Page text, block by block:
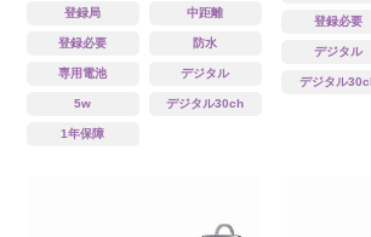
登録局 中距離
登録必要 防水
専用電池 デジタル
5w デジタル30ch
1年保障
登録必要
デジタル
デジタル